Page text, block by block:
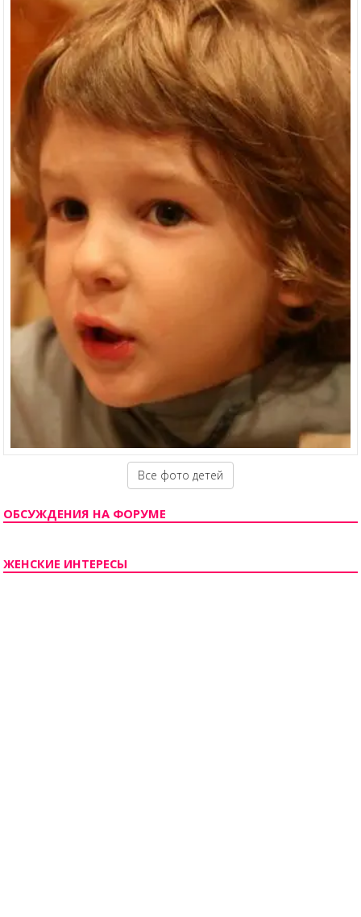
Все фото детей
ОБСУЖДЕНИЯ НА ФОРУМЕ
ЖЕНСКИЕ ИНТЕРЕСЫ